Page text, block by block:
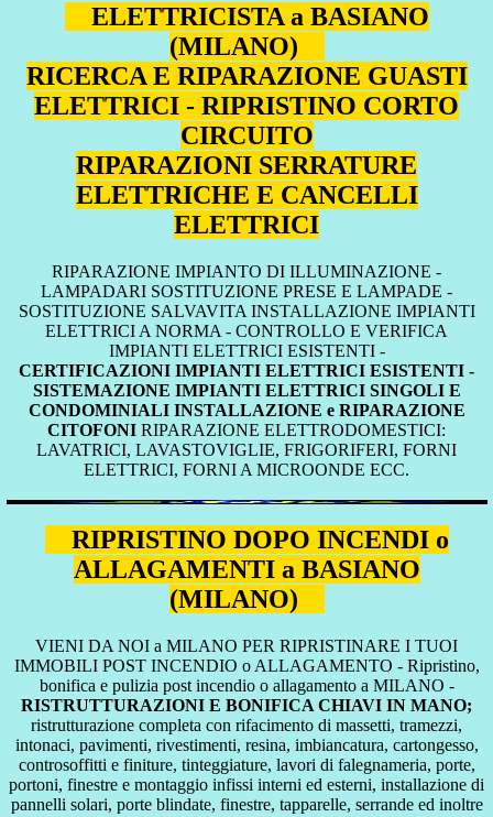
ELETTRICISTA a BASIANO
(MILANO)
RICERCA E RIPARAZIONE GUASTI
ELETTRICI - RIPRISTINO CORTO
CIRCUITO
RIPARAZIONI SERRATURE
ELETTRICHE E CANCELLI
ELETTRICI
RIPARAZIONE IMPIANTO DI ILLUMINAZIONE -
LAMPADARI SOSTITUZIONE PRESE E LAMPADE -
SOSTITUZIONE SALVAVITA INSTALLAZIONE IMPIANTI
ELETTRICI A NORMA - CONTROLLO E VERIFICA
IMPIANTI ELETTRICI ESISTENTI -
CERTIFICAZIONI IMPIANTI ELETTRICI ESISTENTI -
SISTEMAZIONE IMPIANTI ELETTRICI SINGOLI E
CONDOMINIALI INSTALLAZIONE e RIPARAZIONE
CITOFONI RIPARAZIONE ELETTRODOMESTICI:
LAVATRICI, LAVASTOVIGLIE, FRIGORIFERI, FORNI
ELETTRICI, FORNI A MICROONDE ECC.
RIPRISTINO DOPO INCENDI o
ALLAGAMENTI a BASIANO
(MILANO)
VIENI DA NOI a MILANO PER RIPRISTINARE I TUOI
IMMOBILI POST INCENDIO o ALLAGAMENTO - Ripristino,
bonifica e pulizia post incendio o allagamento a MILANO -
RISTRUTTURAZIONI E BONIFICA CHIAVI IN MANO;
ristrutturazione completa con rifacimento di massetti, tramezzi,
intonaci, pavimenti, rivestimenti, resina, imbiancatura, cartongesso,
controsoffitti e finiture, tinteggiature, lavori di falegnameria, porte,
portoni, finestre e montaggio infissi interni ed esterni, installazione di
pannelli solari, porte blindate, finestre, tapparelle, serrande ed inoltre